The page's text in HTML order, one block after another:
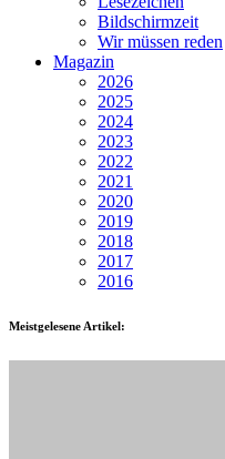
Bildschirmzeit
Wir müssen reden
Magazin
2026
2025
2024
2023
2022
2021
2020
2019
2018
2017
2016
Meistgelesene Artikel: